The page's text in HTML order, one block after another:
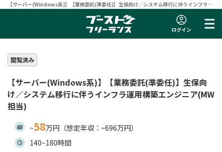
【サーバー(Windows系)】【業務委託(準委任)】生保向け／システム移行に伴うインフラ運
ログイン
閲覧済み
【サーバー(Windows系)】【業務委託(準委任)】生保向
け／システム移行に伴うインフラ運用構築エンジニア(MW
担当)
~58万円（想定年収：~696万円）
140~180時間